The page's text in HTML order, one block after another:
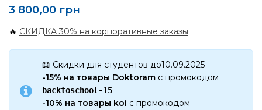
3 800,00 грн
🔥 СКИДКА 30% на корпоративные заказы
📖 Скидки для студентов до10.09.2025
-15% на товары Doktoram с промокодом
backtoschool-15
-10% на товары koi с промокодом